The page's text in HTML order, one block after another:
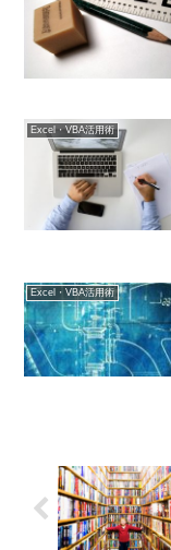
Excel・VBA活用術
Excel・VBA活用術